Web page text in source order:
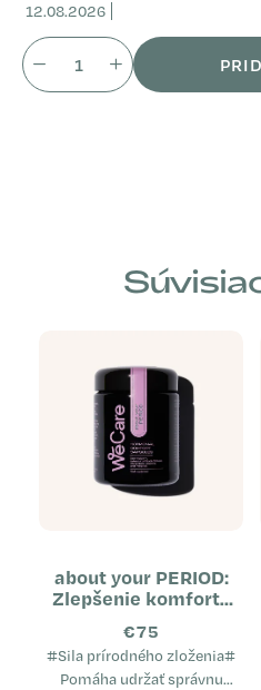
12.08.2026
about your PERIOD:
Zlepšenie komfortu
€75
#Sila prírodného zloženia#
Pomáha udržať správnu